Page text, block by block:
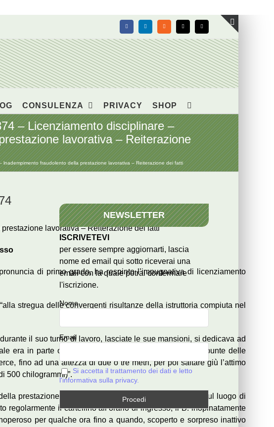
FacebookLinkedIn Rss X Email
CONSULENZA PRIVACY SHOP
– Licenziamento disciplinare –
lavorativa – Reiterazione
fraudolento della prestazione lavorativa – Reiterazione dei fatti
lavorativa – Reiterazione dei fatti
di primo grado, ha respinto l’impugnativa di licenziamento
stregua delle convergenti risultanze della istruttoria compiuta nel
il suo turno di lavoro, lasciate le sue mansioni, si dedicava ad
era in parte ostruita dal carico) sicché, montato sulle punte delle
fino ad una altezza di due o tre metri, per poi saltare giù l’attimo
500 chilogrammi)”.
prestazione lavorativa, consumato per circa tre ore, sul luogo di
regolarmente il cartellino all’orario di ingresso, il B. inopinatamente
per qualche ora fino a quando, scoperto e sorpreso inattivo
NEWSLETTER
ISCRIVETEVI
per essere sempre aggiornarti, lascia
nome ed email qui sotto riceverai una
email con la quale potrai confermare
l'iscrizione.
Nome
Email
Si accetta il trattamento dei dati e letto
l'informativa sulla privacy.
Toggle
area
barra
scorrevole